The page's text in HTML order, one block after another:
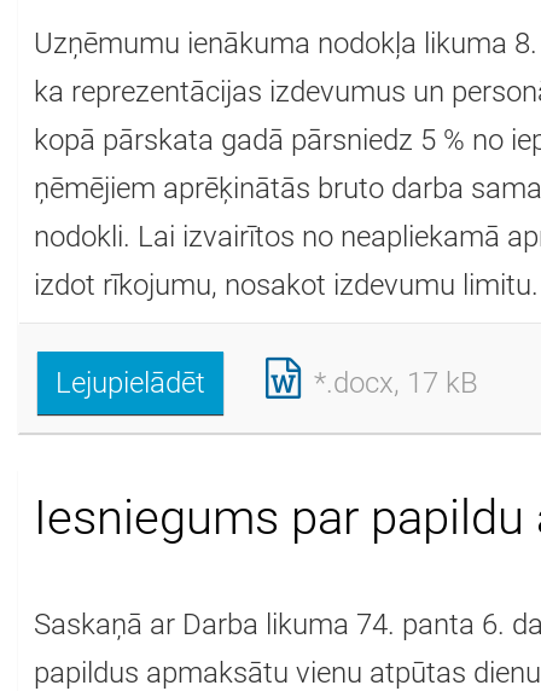
Uzņēmumu ienākuma nodokļa likuma
ka reprezentācijas izdevumus un
kopā pārskata gadā pārsniedz 5 % no
ņēmējiem aprēķinātās bruto darba
nodokli. Lai izvairītos no neapliekamā
izdot rīkojumu, nosakot izdevumu limitu.
Lejupielādēt *.docx, 17 kB
Iesniegums par
Saskaņā ar Darba likuma 74. panta 6.
papildus apmaksātu vienu atpūtas